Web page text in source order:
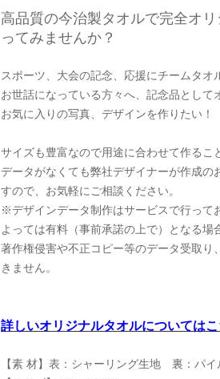
高品質の今治製タオルで完全オ
ってみませんか？
スポーツ、大会の記念、応援にチームタオ
お世話になっている方々へ、記念品として
お気に入りの写真、デザインを作りたい！
サイズも豊富なので用途に合わせて作るこ
データがなくても弊社デザイナーが作成の
すので、お気軽にご相談ください。
※デザインデータ制作はサービスで行って
よっては有料（事前承諾の上で）となる場
著作権侵害や不正コピー等のデータ受取り
きません。
詳しいオリジナルタオルについては
【素 材】表：シャーリング生地 裏：パ